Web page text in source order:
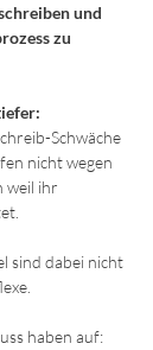
und
zu
Schwäche
nicht wegen
weil ihr
sind dabei nicht
haben auf: